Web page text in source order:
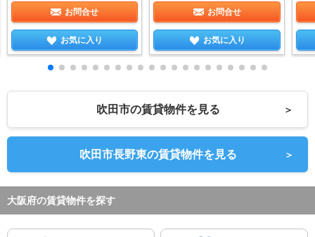
お問合せ
お気に入り
お問合せ
お気に入り
吹田市の賃貸物件を見る ＞
吹田市長野東の賃貸物件を見る ＞
大阪府の賃貸物件を探す